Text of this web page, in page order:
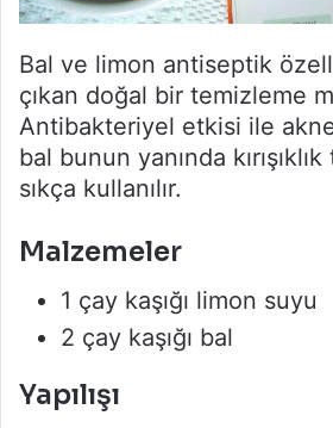
Bal ve limon antiseptik
çıkan doğal bir temizleme
Antibakteriyel etkisi ile
bal bunun yanında
sıkça kullanılır.
Malzemeler
1 çay kaşığı limon suyu
2 çay kaşığı bal
Yapılışı